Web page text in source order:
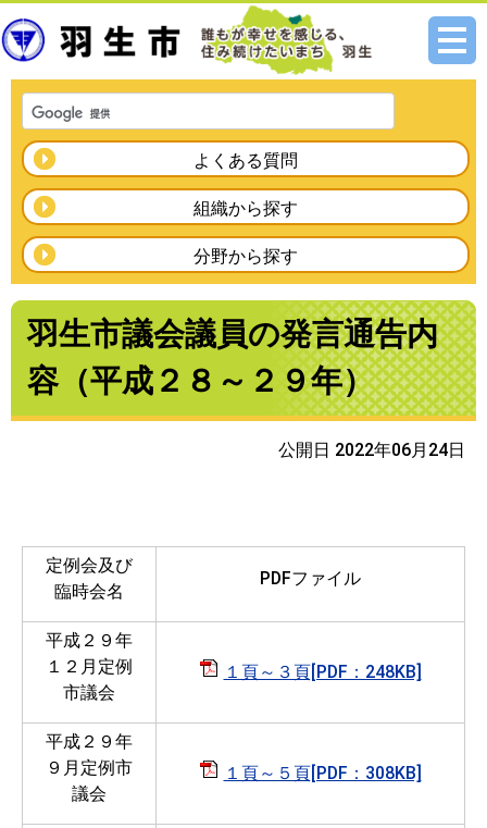
メニ
よくある質問
組織から探す
分野から探す
羽生市議会議員の発言通告内
容（平成２８～２９年）
公開日 2022年06月24日
定例会及び
臨時会名
PDFファイル
平成２９年
１２月定例
市議会
１頁～３頁[PDF：248KB]
平成２９ 年
９月定例市
議会
１頁～５頁[PDF：308KB]